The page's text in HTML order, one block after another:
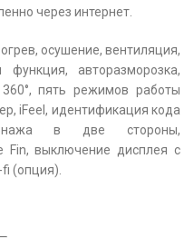
через интернет.
осушение, вентиляция,
функция, авторазморозка,
360°, пять режимов работы
iFeel, идентификация кода
в две стороны,
Fin, выключение дисплея с
(опция).